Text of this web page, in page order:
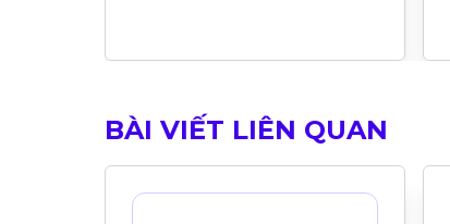
BÀI VIẾT LIÊN QUAN